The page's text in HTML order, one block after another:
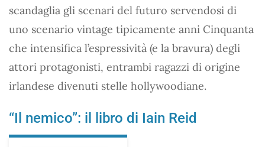
scandaglia gli scenari del futuro servendosi di
uno scenario vintage tipicamente anni Cinquanta
che intensifica l’espressività (e la bravura) degli
attori protagonisti, entrambi ragazzi di origine
irlandese divenuti stelle hollywoodiane.
“Il nemico”: il libro di Iain Reid